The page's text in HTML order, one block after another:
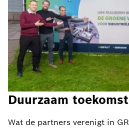
Duurzaam
Wat de partners verenigt in